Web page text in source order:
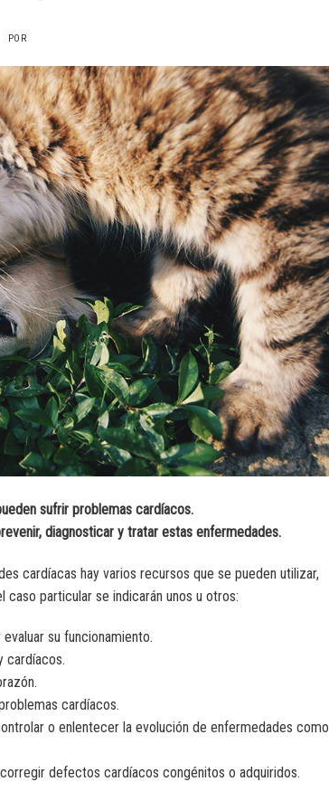
POR
sufrir problemas cardíacos.
diagnosticar y tratar estas enfermedades.
cardíacas hay varios recursos que se pueden utilizar,
particular se indicarán unos u otros:
su funcionamiento.
cardíacos.
cardíacos.
o enlentecer la evolución de enfermedades como
defectos cardíacos congénitos o adquiridos.